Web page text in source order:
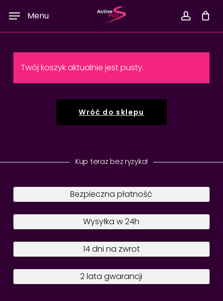
content
Menu
Twój koszyk aktualnie jest pusty.
Wróć do sklepu
Kup teraz bez ryzyka!
Bezpieczna płatność
Wysyłka w 24h
14 dni na zwrot
2 lata gwarancji